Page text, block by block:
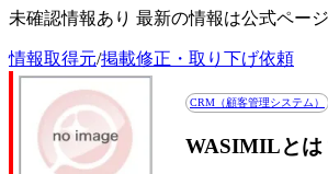
未確認情報あり 最新の情報は公式ペー
情報取得元/掲載修正・取り下げ依頼
CRM（顧客管理システム）
WASIMILとは